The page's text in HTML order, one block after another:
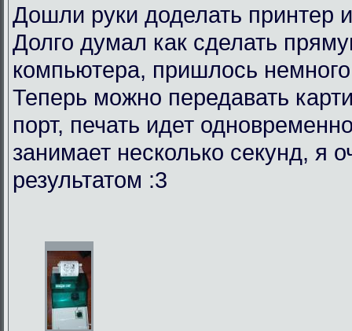
Дошли руки доделать принтер
Долго думал как сделать
компьютера, пришлось немного
Теперь можно передавать
порт, печать идет
занимает несколько секунд, я
результатом :3